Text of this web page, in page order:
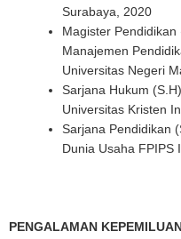
Surabaya, 2020
Magister
Manajemen
Universitas Negeri
Sarjana Hukum
Universitas Kristen
Sarjana Pendidikan
Dunia Usaha FPIPS
PENGALAMAN